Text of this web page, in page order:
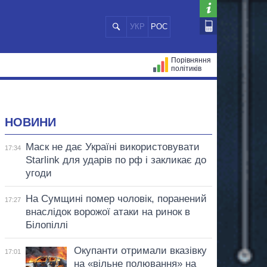
УКР РОС
Порівняння
політиків
НОВИНИ
17:34
Маск не дає Україні використовувати
Starlink для ударів по рф і закликає до
угоди
17:27
На Сумщині помер чоловік, поранений
внаслідок ворожої атаки на ринок в
Білопіллі
17:01
Окупанти отримали вказівку
на «вільне полювання» на